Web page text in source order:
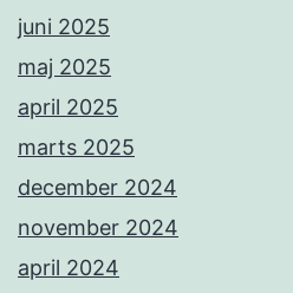
juni 2025
maj 2025
april 2025
marts 2025
december 2024
november 2024
april 2024